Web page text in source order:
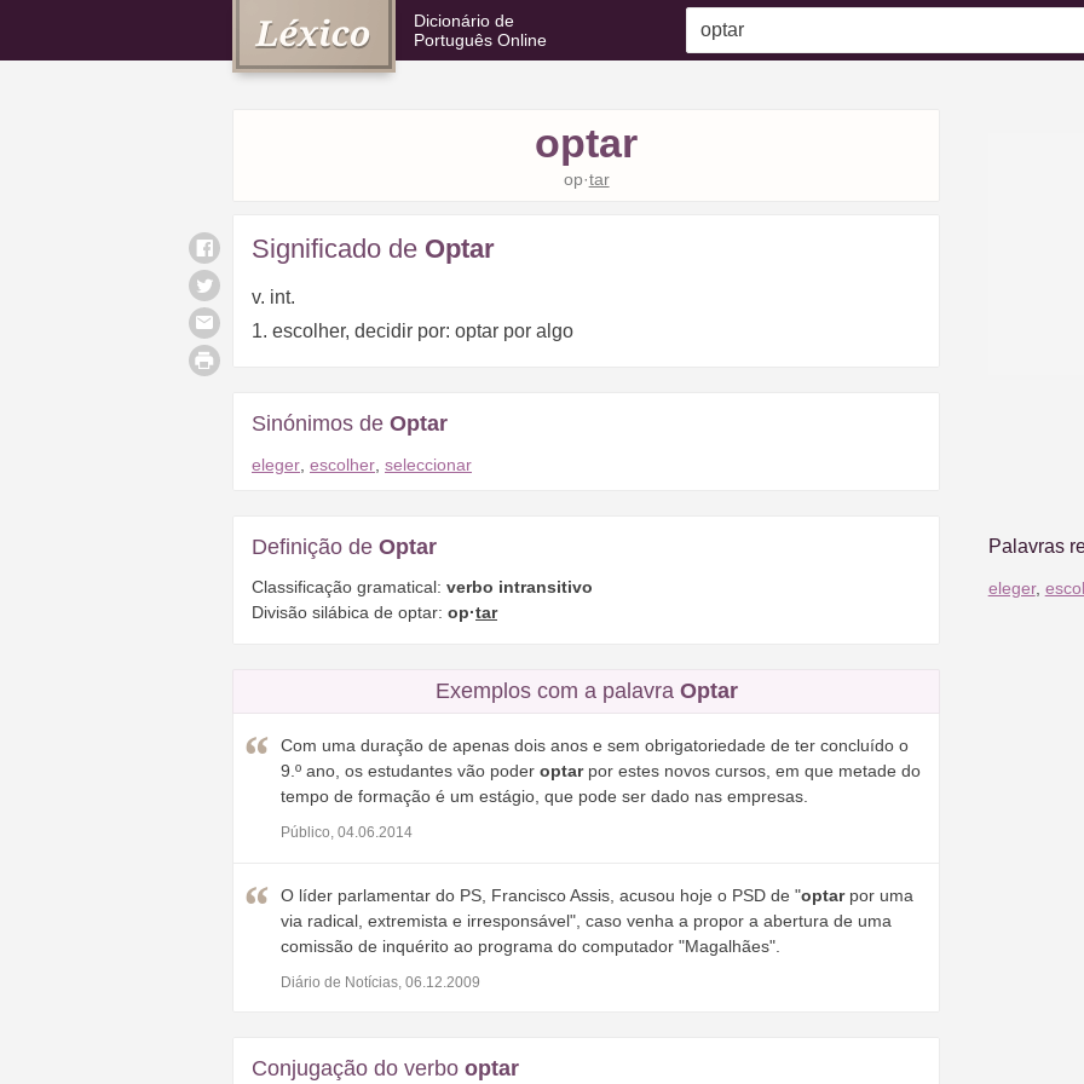
Dicionário de
Português Online
optar
op·tar
Significado de Optar
v. int.
1. escolher, decidir por: optar por algo
Sinónimos de Optar
eleger escolher seleccionar
Definição de Optar
Classificação gramatical: verbo intransitivo
Divisão silábica de optar: op·tar
Exemplos com a palavra Optar
Com uma duração de apenas dois anos e sem obrigatoriedade de ter concluído o
9.º ano, os estudantes vão poder optarpor estes novos cursos, em que metade do
tempo de formação é um estágio, que pode ser dado nas empresas.
Público, 04.06.2014
O líder parlamentar do PS, Francisco Assis, acusou hoje o PSD de "optarpor uma
via radical, extremista e irresponsável", caso venha a propor a abertura de uma
comissão de inquérito ao programa do computador "Magalhães".
Diário de Notícias, 06.12.2009
Conjugação do verbo optar
Palavras
eleger,